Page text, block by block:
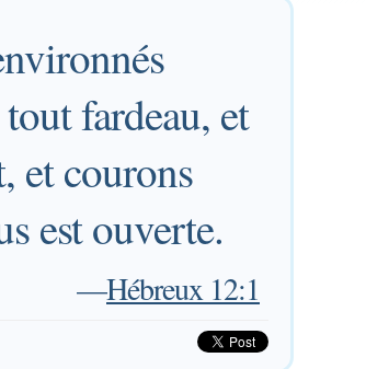
fardeau, et
et courons
est ouverte.
—Hébreux 12:1